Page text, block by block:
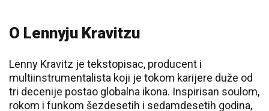
O Lennyju Kravitzu
Lenny Kravitz je tekstopisac, producent i
multiinstrumentalista koji je tokom karijere duže od
tri decenije postao globalna ikona. Inspirisan soulom,
rokom i funkom šezdesetih i sedamdesetih godina,